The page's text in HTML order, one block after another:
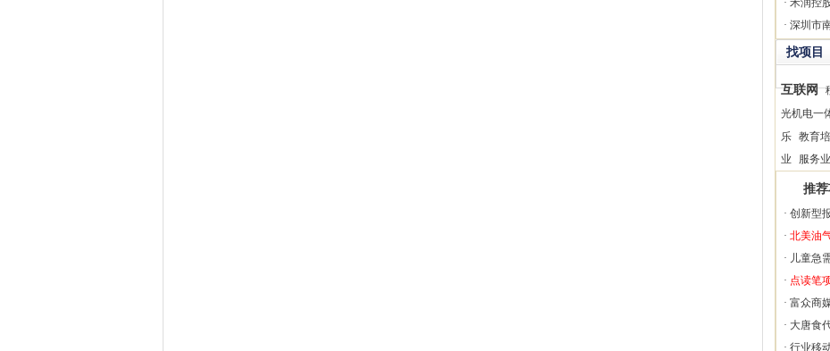
· 禾润控
· 深圳市
找项目
互联网
光机电一
乐 教育
业
服务业
推荐
· 创新型
· 北美油
· 儿童急
· 点读笔
· 富众商
· 大唐食
· 行业移